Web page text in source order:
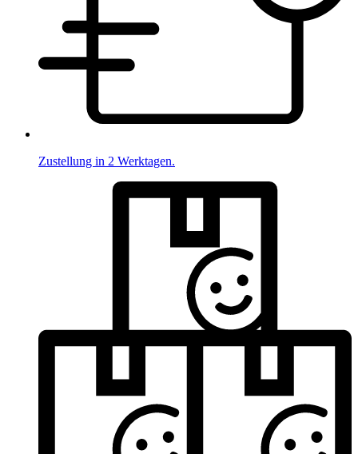
Zustellung in 2 Werktagen.